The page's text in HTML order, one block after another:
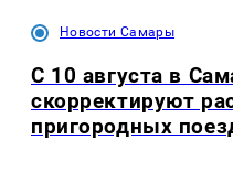
Новости Самары
С 10 августа в
скорректируют
пригородных